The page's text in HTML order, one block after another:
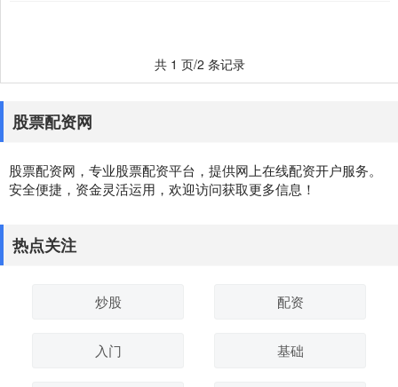
共 1 页/2 条记录
股票配资网
股票配资网，专业股票配资平台，提供网上在线配资开户服务。
安全便捷，资金灵活运用，欢迎访问获取更多信息！
热点关注
炒股 配资
入门 基础